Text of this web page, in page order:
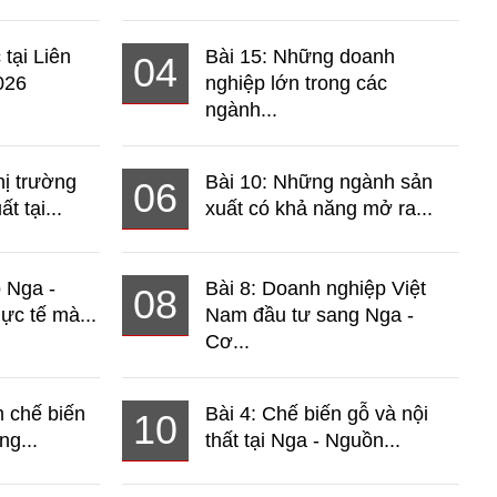
tại Liên
04
Bài 15: Những doanh
nghiệp lớn trong các
ngành...
trường
tại...
06
Bài 10: Những ngành sản
xuất có khả năng mở ra...
Nga -
tế mà...
08
Bài 8: Doanh nghiệp Việt
Nam đầu tư sang Nga -
Cơ...
chế biến
10
Bài 4: Chế biến gỗ và nội
thất tại Nga - Nguồn...